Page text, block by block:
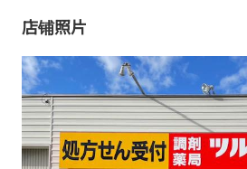
店铺照片